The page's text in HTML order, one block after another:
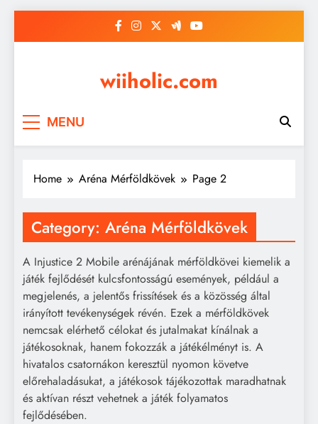
wiiholic.com
MENU
Home Aréna Mérföldkövek Page 2
Category: Aréna Mérföldkövek
A Injustice 2 Mobile arénájának mérföldkövei kiemelik a
játék fejlődését kulcsfontosságú események, például a
megjelenés, a jelentős frissítések és a közösség által
irányított tevékenységek révén. Ezek a mérföldkövek
nemcsak elérhető célokat és jutalmakat kínálnak a
játékosoknak, hanem fokozzák a játékélményt is. A
hivatalos csatornákon keresztül nyomon követve
előrehaladásukat, a játékosok tájékozottak maradhatnak
és aktívan részt vehetnek a játék folyamatos
fejlődésében.